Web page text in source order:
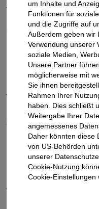
Autos fühlen.
PRIVATE
Viele Mitarbeitende
private Fahrten – ob
Zuhause oder zum
Die erlaubte Nutzung
Unternehmens
Grundsätzlich
höhere
Werteverlust oder die
um Inhalte und
Funktionen für
und die Zugriffe auf
Außerdem geben wir
Verwendung unserer
soziale Medien,
Unsere Partner
möglicherweise mit
Sie ihnen
Rahmen Ihrer
haben. Dies schließt
Weitergabe Ihrer
angemessenes
Daher könnten diese
von US-Behörden
unserer
Cookie-Nutzung
Cookie-Einstellungen